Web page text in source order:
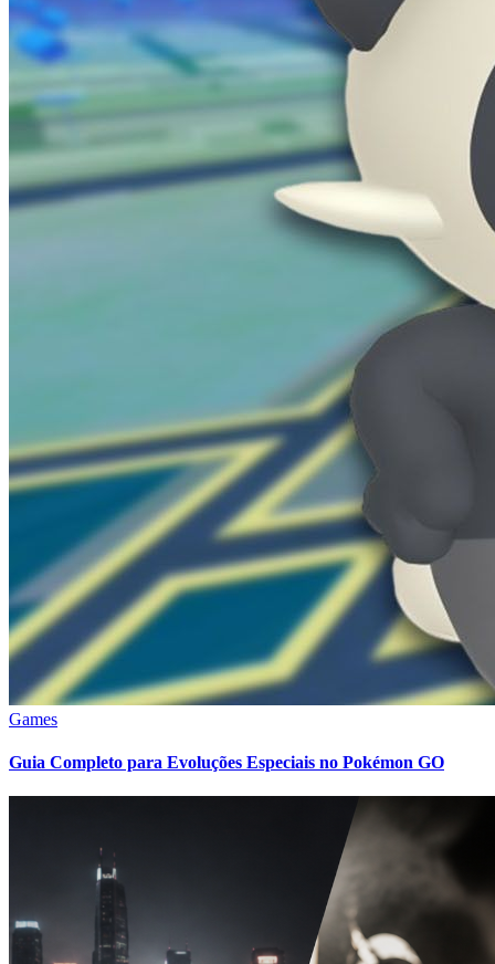
Games
Guia Completo para Evoluções Especiais no Pokémon GO